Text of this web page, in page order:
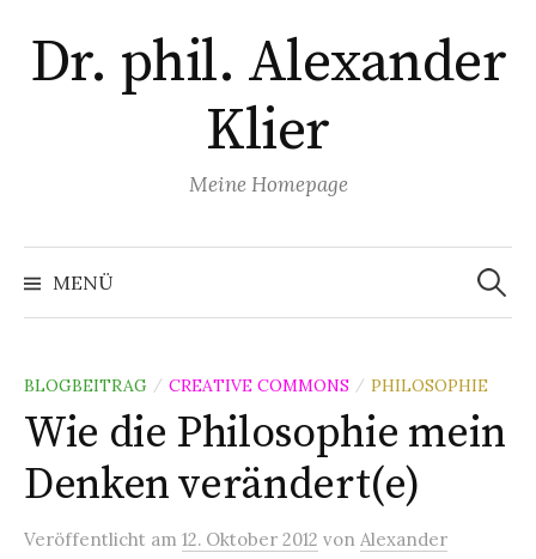
Inhalt
überspringen
Dr. phil. Alexander
Klier
Meine Homepage
MENÜ
Suchen
nach:
BLOGBEITRAG / CREATIVE COMMONS / PHILOSOPHIE
Wie die Philosophie mein
Denken verändert(e)
Veröffentlicht am 12. Oktober 2012 von Alexander